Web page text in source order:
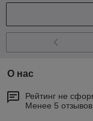
О нас
Рейтинг не
Менее 5